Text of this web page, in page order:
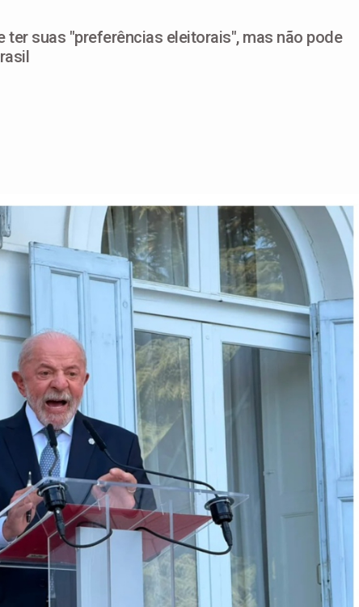
ter suas "preferências eleitorais", mas não pode